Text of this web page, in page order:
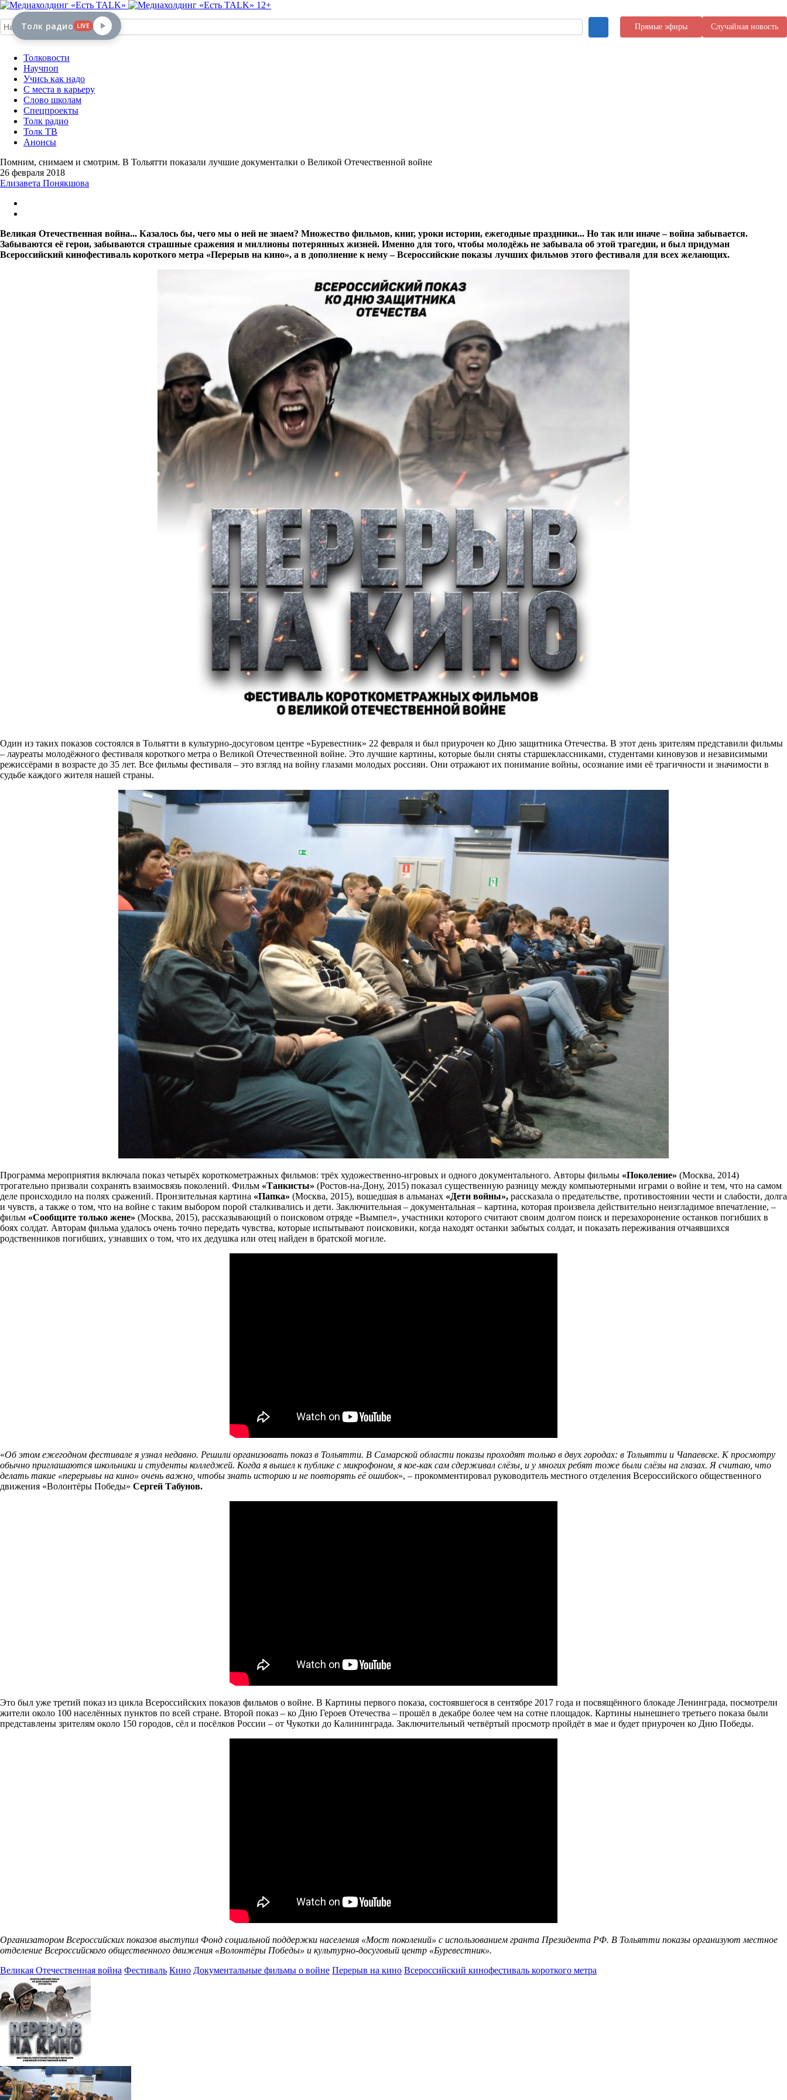
12+
Прямые эфиры Случайная новость
Толковости
Научпоп
Учись как надо
С места в карьеру
Слово школам
Спецпроекты
Толк радио
Толк ТВ
Анонсы
Помним, снимаем и смотрим. В Тольятти показали лучшие документалки о Великой Отечественной войне
26 февраля 2018
Елизавета Понякшова
Великая Отечественная война... Казалось бы, чего мы о ней не знаем? Множество фильмов, книг, уроки истории, ежегодные праздники... Но так или иначе – война забывается.
Забываются её герои, забываются страшные сражения и миллионы потерянных жизней. Именно для того, чтобы молодёжь не забывала об этой трагедии, и был придуман
Всероссийский кинофестиваль короткого метра «Перерыв на кино», а в дополнение к нему – Всероссийские показы лучших фильмов этого фестиваля для всех желающих.
Один из таких показов состоялся в Тольятти в культурно-досуговом центре «Буревестник» 22 февраля и был приурочен ко Дню защитника Отечества. В этот день зрителям представили фильмы
– лауреаты молодёжного фестиваля короткого метра о Великой Отечественной войне. Это лучшие картины, которые были сняты старшеклассниками, студентами киновузов и независимыми
режиссёрами в возрасте до 35 лет. Все фильмы фестиваля – это взгляд на войну глазами молодых россиян. Они отражают их понимание войны, осознание ими её трагичности и значимости в
судьбе каждого жителя нашей страны.
Программа мероприятия включала показ четырёх короткометражных фильмов: трёх художественно-игровых и одного документального. Авторы фильмы «Поколение» (Москва, 2014)
трогательно призвали сохранять взаимосвязь поколений. Фильм «Танкисты» (Ростов-на-Дону, 2015) показал существенную разницу между компьютерными играми о войне и тем, что на самом
деле происходило на полях сражений. Пронзительная картина «Папка» (Москва, 2015), вошедшая в альманах «Дети войны», рассказала о предательстве, противостоянии чести и слабости, долга
и чувств, а также о том, что на войне с таким выбором порой сталкивались и дети. Заключительная – документальная – картина, которая произвела действительно неизгладимое впечатление, –
фильм «Сообщите только жене» (Москва, 2015), рассказывающий о поисковом отряде «Вымпел», участники которого считают своим долгом поиск и перезахоронение останков погибших в
боях солдат. Авторам фильма удалось очень точно передать чувства, которые испытывают поисковики, когда находят останки забытых солдат, и показать переживания отчаявшихся
родственников погибших, узнавших о том, что их дедушка или отец найден в братской могиле.
«Об этом ежегодном фестивале я узнал недавно. Решили организовать показ в Тольятти. В Самарской области показы проходят только в двух городах: в Тольятти и Чапаевске. К просмотру
обычно приглашаются школьники и студенты колледжей. Когда я вышел к публике с микрофоном, я кое-как сам сдерживал слёзы, и у многих ребят тоже были слёзы на глазах. Я считаю, что
делать такие «перерывы на кино» очень важно, чтобы знать историю и не повторять её ошибок», – прокомментировал руководитель местного отделения Всероссийского общественного
движения «Волонтёры Победы» Сергей Табунов.
Это был уже третий показ из цикла Всероссийских показов фильмов о войне. В Картины первого показа, состоявшегося в сентябре 2017 года и посвящённого блокаде Ленинграда, посмотрели
жители около 100 населённых пунктов по всей стране. Второй показ – ко Дню Героев Отечества – прошёл в декабре более чем на сотне площадок. Картины нынешнего третьего показа были
представлены зрителям около 150 городов, сёл и посёлков России – от Чукотки до Калининграда. Заключительный четвёртый просмотр пройдёт в мае и будет приурочен ко Дню Победы.
Организатором Всероссийских показов выступил Фонд социальной поддержки населения «Мост поколений» с использованием гранта Президента РФ. В Тольятти показы организуют местное
отделение Всероссийского общественного движения «Волонтёры Победы» и культурно-досуговый центр «Буревестник».
Великая Отечественная война Фестиваль Кино Документальные фильмы о войне Перерыв на кино Всероссийский кинофестиваль короткого метра
Толк радио LIVE